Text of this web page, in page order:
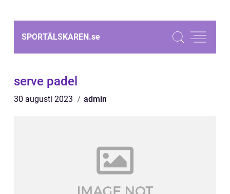
SPORTÄLSKAREN.se
serve padel
30 augusti 2023 admin